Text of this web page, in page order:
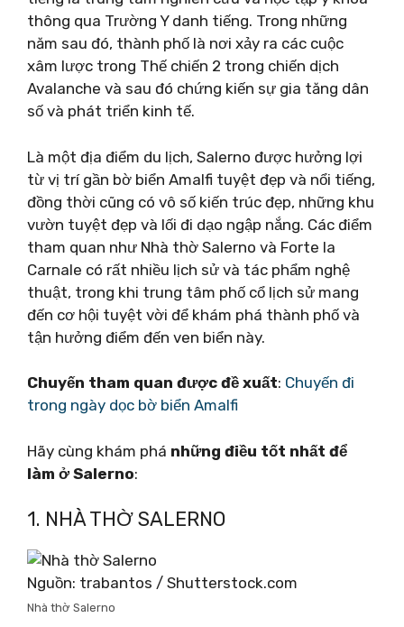
thông qua Trường Y danh tiếng. Trong những
năm sau đó, thành phố là nơi xảy ra các cuộc
xâm lược trong Thế chiến 2 trong chiến dịch
Avalanche và sau đó chứng kiến ​​​​sự gia tăng dân
số và phát triển kinh tế.
Là một địa điểm du lịch, Salerno được hưởng lợi
từ vị trí gần bờ biển Amalfi tuyệt đẹp và nổi tiếng,
đồng thời cũng có vô số kiến ​​trúc đẹp, những khu
vườn tuyệt đẹp và lối đi dạo ngập nắng. Các điểm
tham quan như Nhà thờ Salerno và Forte la
Carnale có rất nhiều lịch sử và tác phẩm nghệ
thuật, trong khi trung tâm phố cổ lịch sử mang
đến cơ hội tuyệt vời để khám phá thành phố và
tận hưởng điểm đến ven biển này.
Chuyến tham quan được đề xuất: Chuyến đi
trong ngày dọc bờ biển Amalfi
Hãy cùng khám phá những điều tốt nhất để
làm ở Salerno:
1. NHÀ THỜ SALERNO
Nguồn: trabantos / Shutterstock.com
Nhà thờ Salerno